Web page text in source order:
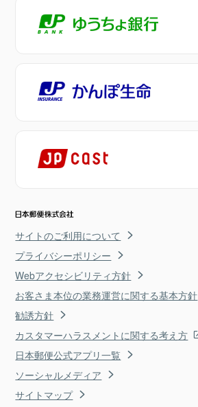
サイトのご利用について
プライバシーポリシー
Webアクセシビリティ方針
お客さま本位の業務運営に関する基本方針
勧誘方針
カスタマーハラスメントに関する考え方
日本郵便公式アプリ一覧
ソーシャルメディア
サイトマップ